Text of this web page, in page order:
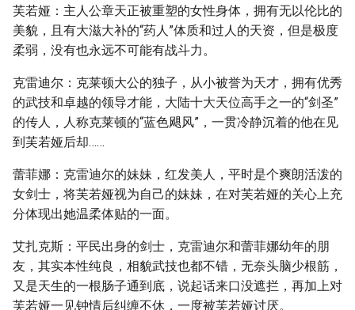
芙若娅：主人公章天正被重塑的女性身体，拥有无以伦比的
美貌，且有大滋大补的“药人”体质和过人的天资，但是极度
柔弱，没有也永远不可能有战斗力。
克雷迪尔：克莱顿大公的独子，从小被誉为天才，拥有优秀
的武技和卓越的领导才能，大陆十大天位高手之一的“剑圣”
的传人，人称克莱顿的“蓝色飓风”，一贯冷静沉着的他在见
到芙若娅后却……
蕾菲娜：克雷迪尔的妹妹，红发美人，平时是个爽朗活泼的
女剑士，将芙若娅视为自己的妹妹，在对芙若娅的关心上充
分体现出她温柔体贴的一面。
艾扎克斯：平民出身的剑士，克雷迪尔和蕾菲娜幼年的朋
友，其实本性纯良，相貌武技也都不错，无奈头脑少根筋，
又是天生的一根肠子通到底，说起话来口没遮拦，再加上对
芙若娅一见钟情后纠缠不休，一度被芙若娅讨厌。